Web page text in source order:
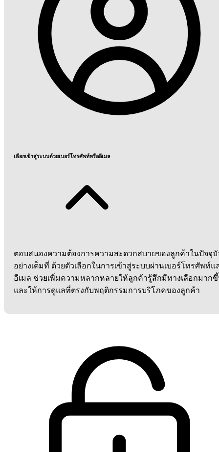
เลือกเข้าสู่ระบบด้วยเบอร์โทรศัพท์หรืออีเมล
ตอบสนองความต้องการความสะดวกสบายของลูกค้าในปัจจุ
อย่างเต็มที่ ด้วยตัวเลือกในการเข้าสู่ระบบผ่านเบอร์โทรศัพท์แ
อีเมล ช่วยเพิ่มความหลากหลายให้ลูกค้ารู้สึกมีทางเลือกมาก
และให้การดูแลที่ตรงกับพฤติกรรมการบริโภคของลูกค้า